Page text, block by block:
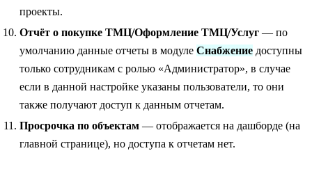
проекты.
Отчёт о покупке ТМЦ/Оформление ТМЦ/Услуг — по
умолчанию данные отчеты в модуле Снабжение доступны
только сотрудникам с ролью «Администратор», в случае
если в данной настройке указаны пользователи, то они
также получают доступ к данным отчетам.
Просрочка по объектам — отображается на дашборде (на
главной странице), но доступа к отчетам нет.